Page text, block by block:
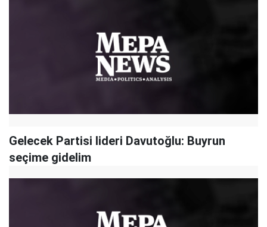
Gelecek Partisi lideri Davutoğlu: Buyrun
seçime gidelim